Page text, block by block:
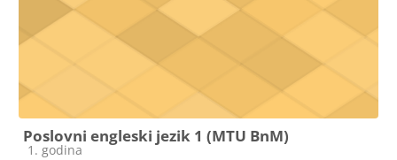
Poslovni engleski jezik 1 (MTU BnM)
Kategorija e-kolegija
1. godina